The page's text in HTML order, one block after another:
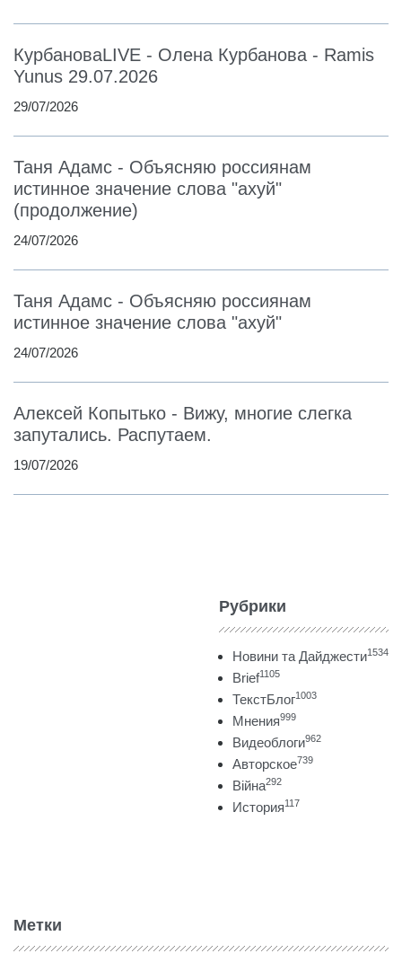
КурбановаLIVE - Олена Курбанова - Ramis
Yunus 29.07.2026
29/07/2026
Таня Адамс - Объясняю россиянам
истинное значение слова "ахуй"
(продолжение)
24/07/2026
Таня Адамс - Объясняю россиянам
истинное значение слова "ахуй"
24/07/2026
Алексей Копытько - Вижу, многие слегка
запутались. Распутаем.
19/07/2026
Рубрики
Новини та Дайджести1534
Brief1105
ТекстБлог1003
Мнения999
Видеоблоги962
Авторское739
Війна292
История117
Метки